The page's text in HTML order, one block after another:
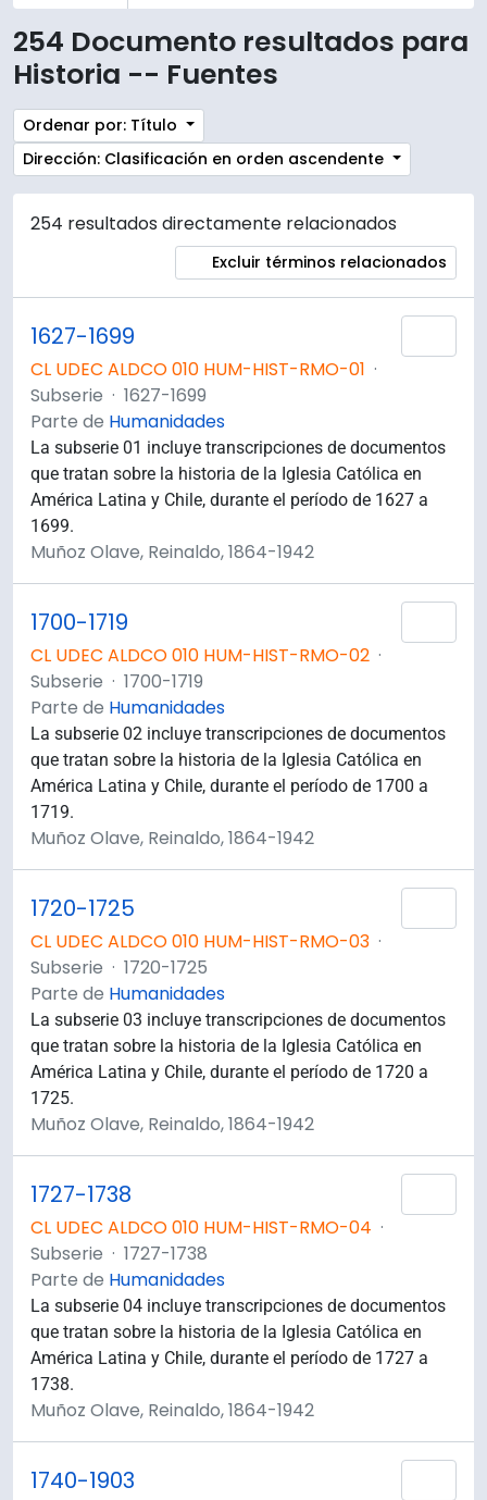
254 Documento resultados para
Historia -- Fuentes
Ordenar por: Título
Dirección: Clasificación en orden ascendente
254 resultados directamente relacionados
Excluir términos relacionados
1627-1699
CL UDEC ALDCO 010 HUM-HIST-RMO-01 ·
Subserie · 1627-1699
Parte de Humanidades
La subserie 01 incluye transcripciones de documentos
que tratan sobre la historia de la Iglesia Católica en
América Latina y Chile, durante el período de 1627 a
1699.
Muñoz Olave, Reinaldo, 1864-1942
1700-1719
CL UDEC ALDCO 010 HUM-HIST-RMO-02 ·
Subserie · 1700-1719
Parte de Humanidades
La subserie 02 incluye transcripciones de documentos
que tratan sobre la historia de la Iglesia Católica en
América Latina y Chile, durante el período de 1700 a
1719.
Muñoz Olave, Reinaldo, 1864-1942
1720-1725
CL UDEC ALDCO 010 HUM-HIST-RMO-03 ·
Subserie · 1720-1725
Parte de Humanidades
La subserie 03 incluye transcripciones de documentos
que tratan sobre la historia de la Iglesia Católica en
América Latina y Chile, durante el período de 1720 a
1725.
Muñoz Olave, Reinaldo, 1864-1942
1727-1738
CL UDEC ALDCO 010 HUM-HIST-RMO-04 ·
Subserie · 1727-1738
Parte de Humanidades
La subserie 04 incluye transcripciones de documentos
que tratan sobre la historia de la Iglesia Católica en
América Latina y Chile, durante el período de 1727 a
1738.
Muñoz Olave, Reinaldo, 1864-1942
1740-1903